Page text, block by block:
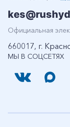
МЫ В СОЦСЕТЯХ
Официальная
660017, г.